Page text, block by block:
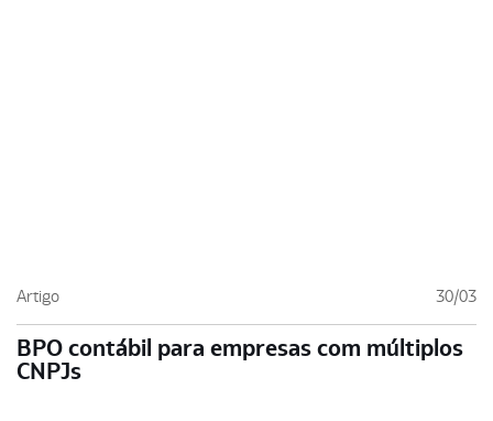
Artigo 30/03
BPO contábil para empresas com múltiplos
CNPJs